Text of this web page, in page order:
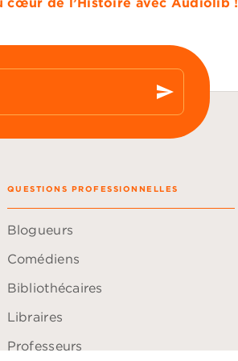
send
QUESTIONS PROFESSIONNELLES
Blogueurs
Comédiens
Bibliothécaires
Libraires
Professeurs